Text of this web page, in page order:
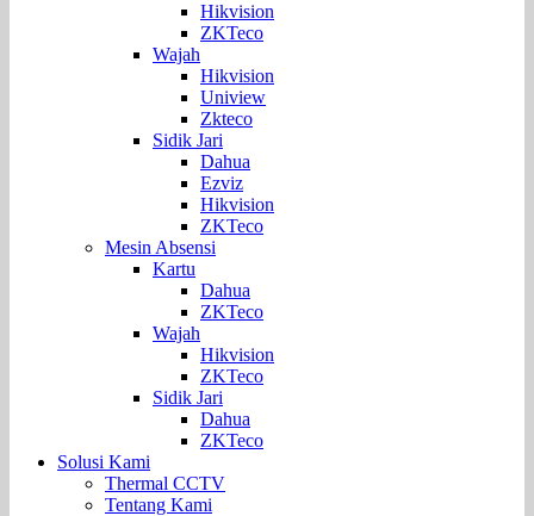
Hikvision
ZKTeco
Wajah
Hikvision
Uniview
Zkteco
Sidik Jari
Dahua
Ezviz
Hikvision
ZKTeco
Mesin Absensi
Kartu
Dahua
ZKTeco
Wajah
Hikvision
ZKTeco
Sidik Jari
Dahua
ZKTeco
Solusi Kami
Thermal CCTV
Tentang Kami